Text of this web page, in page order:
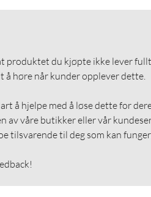
produktet du kjøpte ikke lever
å høre når kunder opplever dette.
å hjelpe med å løse dette for
av våre butikker eller vår
tilsvarende til deg som kan